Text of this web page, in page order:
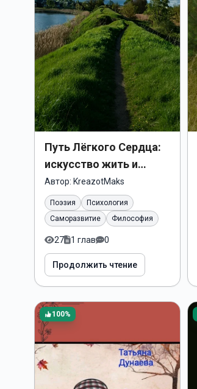
Путь Лёгкого Сердца:
искусство жить и
уходить свободно
Автор: KreazotMaks
Поэзия
Психология
Саморазвитие
Философия
27 1 глав 0
Продолжить чтение
100%